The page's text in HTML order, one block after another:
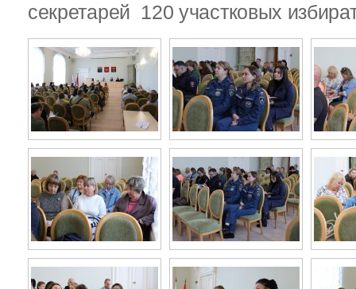
секретарей 120 участковых